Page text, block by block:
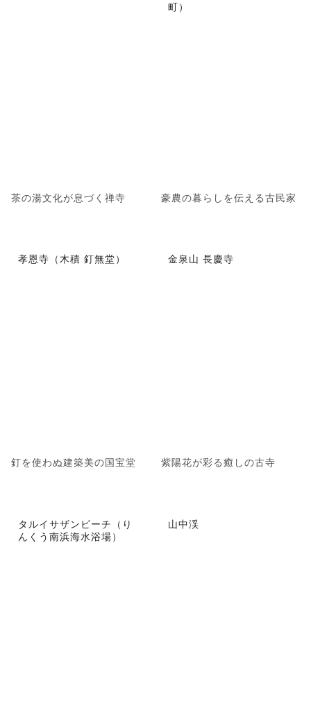
茶の湯文化が息づく禅寺
町）
豪農の暮らしを伝える古民家
孝恩寺（木積 釘無堂）
釘を使わぬ建築美の国宝堂
金泉山 長慶寺
紫陽花が彩る癒しの古寺
タルイサザンビーチ（り
んくう南浜海水浴場）
山中渓